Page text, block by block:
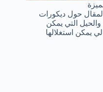
حول ديكورات
التي يمكن
يمكن استغلالها